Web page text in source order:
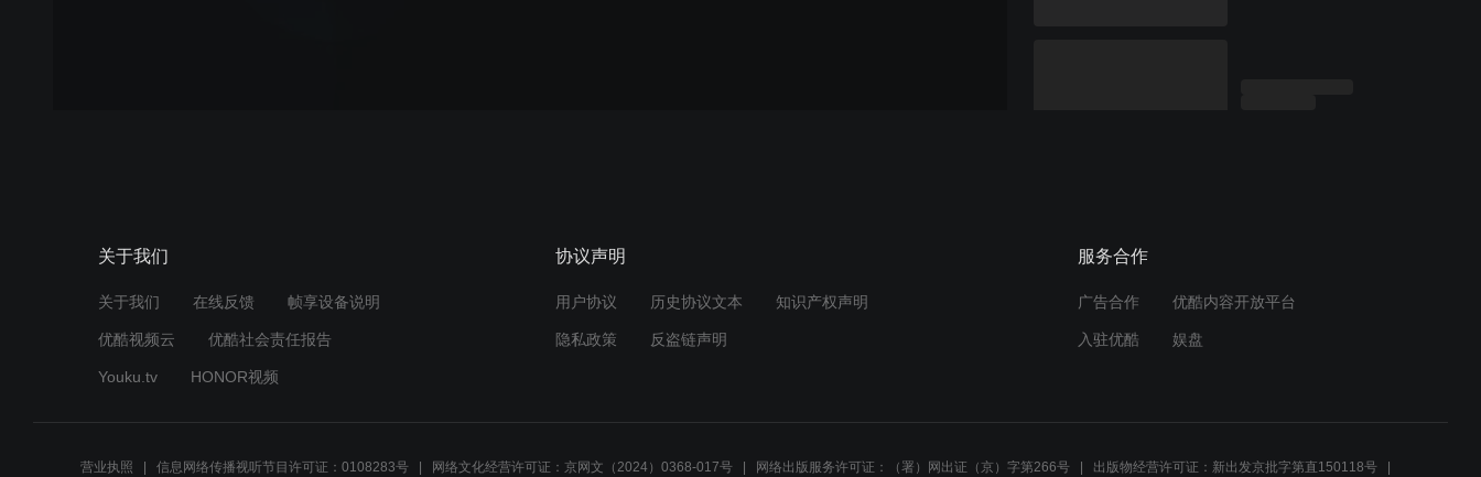
关于我们
关于我们 在线反馈 帧享设备说明
优酷视频云 优酷社会责任报告
Youku.tv HONOR视频
协议声明
用户协议 历史协议文本 知识产权声明
隐私政策 反盗链声明
服务合作
广告合作 优酷内容开放平台
入驻优酷 娱盘
营业执照 信息网络传播视听节目许可证：0108283号 网络文化经营许可证：京网文（2024）0368-017号 网络出版服务许可证：（署）网出证（京）字第266号 出版物经营许可证：新出发京批字第直150118号